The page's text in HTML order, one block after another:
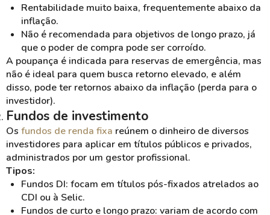
Rentabilidade muito baixa, frequentemente abaixo da
inflação.
Não é recomendada para objetivos de longo prazo, já
que o poder de compra pode ser corroído.
A poupança é indicada para reservas de emergência, mas
não é ideal para quem busca retorno elevado, e além
disso, pode ter retornos abaixo da inflação (perda para o
investidor).
Fundos de investimento
Os fundos de renda fixa reúnem o dinheiro de diversos
investidores para aplicar em títulos públicos e privados,
administrados por um gestor profissional.
Tipos:
Fundos DI: focam em títulos pós-fixados atrelados ao
CDI ou à Selic.
Fundos de curto e longo prazo: variam de acordo com